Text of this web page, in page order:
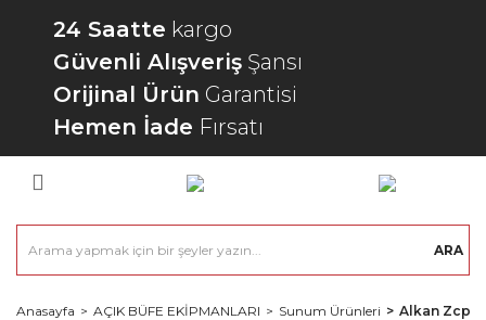
24 Saatte kargo
Güvenli Alışveriş Şansı
Orijinal Ürün Garantisi
Hemen İade Fırsatı
ARA
Anasayfa AÇIK BÜFE EKİPMANLARI Sunum Ürünleri Alkan Zcp